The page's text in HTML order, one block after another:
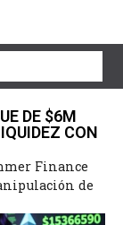
DE $6M
CON
Finance
de